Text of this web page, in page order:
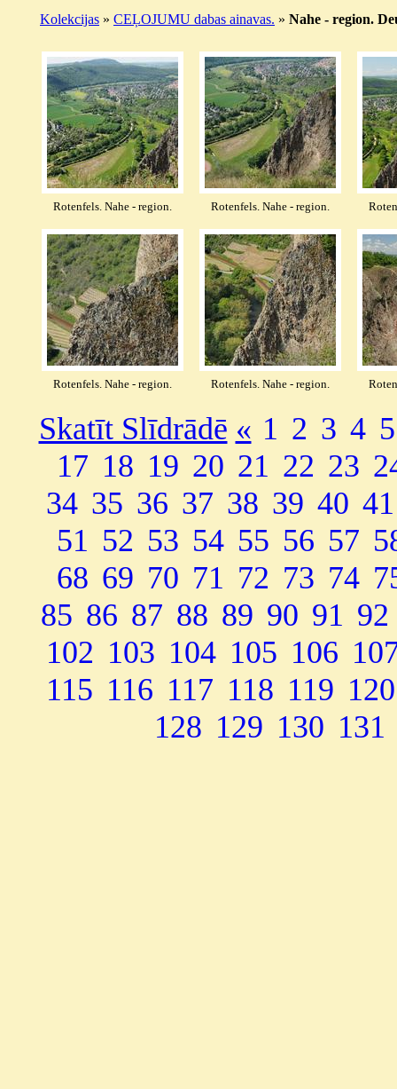
Kolekcijas » CEĻOJUMU dabas ainavas. » Nahe - region.
Rotenfels. Nahe - region. Rotenfels. Nahe - region.
Rotenfels. Nahe - region. Rotenfels. Nahe - region.
Skatīt Slīdrādē « 1 2 3 4 5
17 18 19 20 21 22 23
34 35 36 37 38 39 40 41
51 52 53 54 55 56 57
68 69 70 71 72 73 74
85 86 87 88 89 90 91 92
102 103 104 105 106
115 116 117 118 119 120
128 129 130 131